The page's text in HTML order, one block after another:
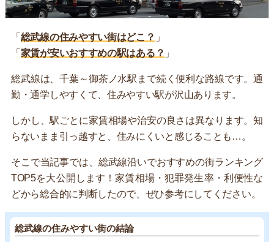
「 総武線の住みやすい街はどこ？ 」
「 家賃が安いおすすめの駅はある？ 」
総武線は、千葉～御茶ノ水駅まで続く便利な路線です。通
勤・通学しやすくて、住みやすい駅が沢山あります。
しかし、駅ごとに家賃相場や治安の良さは異なります。知
らないまま引っ越すと、住みにくいと感じることも…。
そこで当記事では、総武線沿いでおすすめの街ランキング
TOP5を大公開します！家賃相場・犯罪発生率・利便性な
どから総合的に判断したので、ぜひ参考にしてください。
総武線の住みやすい街の結論